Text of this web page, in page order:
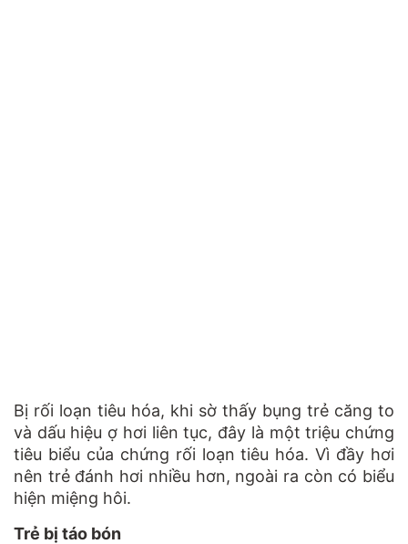
Bị rối loạn tiêu hóa, khi sờ thấy bụng trẻ căng to
và dấu hiệu ợ hơi liên tục, đây là một triệu chứng
tiêu biểu của chứng rối loạn tiêu hóa. Vì đầy hơi
nên trẻ đánh hơi nhiều hơn, ngoài ra còn có biểu
hiện miệng hôi.
Trẻ bị táo bón